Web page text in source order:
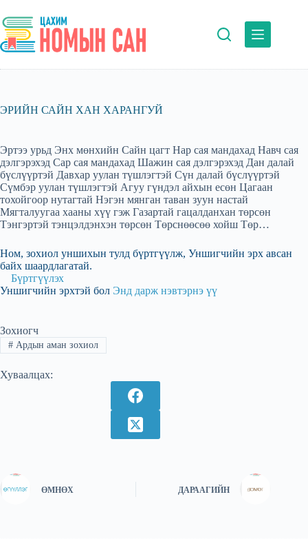
to
content
ЭРИЙН САЙН ХАН ХАРАНГУЙ
Эртээ урьд Энх мөнхийн Сайн цагт Нар сая мандахад Навч сая
дэлгэрэхэд Сар сая мандахад Шажин сая дэлгэрэхэд Дан далай
бүслүүртэй Давхар уулан түшлэгтэй Сүн далай бүслүүртэй
Сүмбэр уулан түшлэгтэй Агуу гүндэл айхын есөн Цагаан
тохойгоор нутагтай Нэгэн мянган таван зуун настай
Мягталуугаа хааны хүү гэж Газартай гацалданхан төрсөн
Тэнгэртэй тэнцэлдэнхэн төрсөн Төрснөөсөө хойш Төр…
Ном, зохиол уншихын тулд бүртгүүлж, Уншигчийн эрх авсан
байх шаардлагатай.
Бүртгүүлэх
Уншигчийн эрхтэй бол Энд дарж нэвтэрнэ үү
Зохиогч
#Ардын аман зохиол
Хуваалцах:
ӨМНӨХ ДАРААГИЙН